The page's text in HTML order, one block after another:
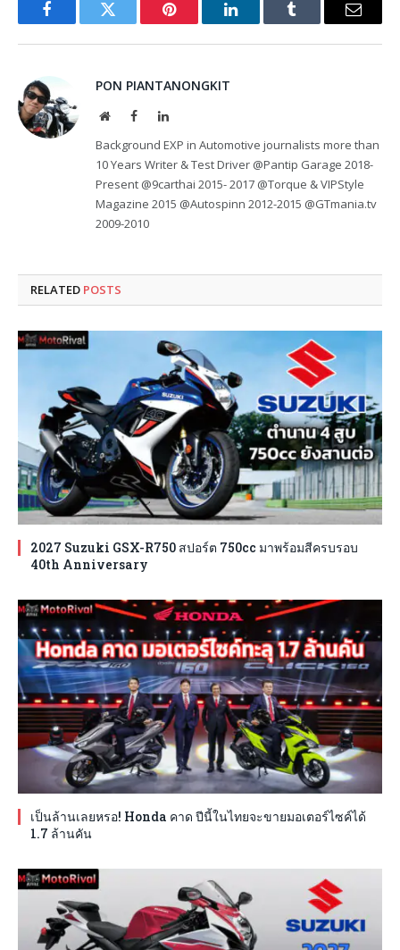
FacebookTwitter Pinterest LinkedInTumblr Email
PON PIANTANONGKIT
WebsiteFacebookLinkedIn
Background EXP in Automotive journalists more than
10 Years Writer & Test Driver @Pantip Garage 2018-
Present @9carthai 2015- 2017 @Torque & VIPStyle
Magazine 2015 @Autospinn 2012-2015 @GTmania.tv
2009-2010
RELATED POSTS
2027 Suzuki GSX-R750 สปอร์ต 750cc มาพร้อมสีครบรอบ
40th Anniversary
เป็นล้านเลยหรอ! Honda คาด ปีนี้ในไทยจะขายมอเตอร์ไซค์ได้
1.7 ล้านคัน